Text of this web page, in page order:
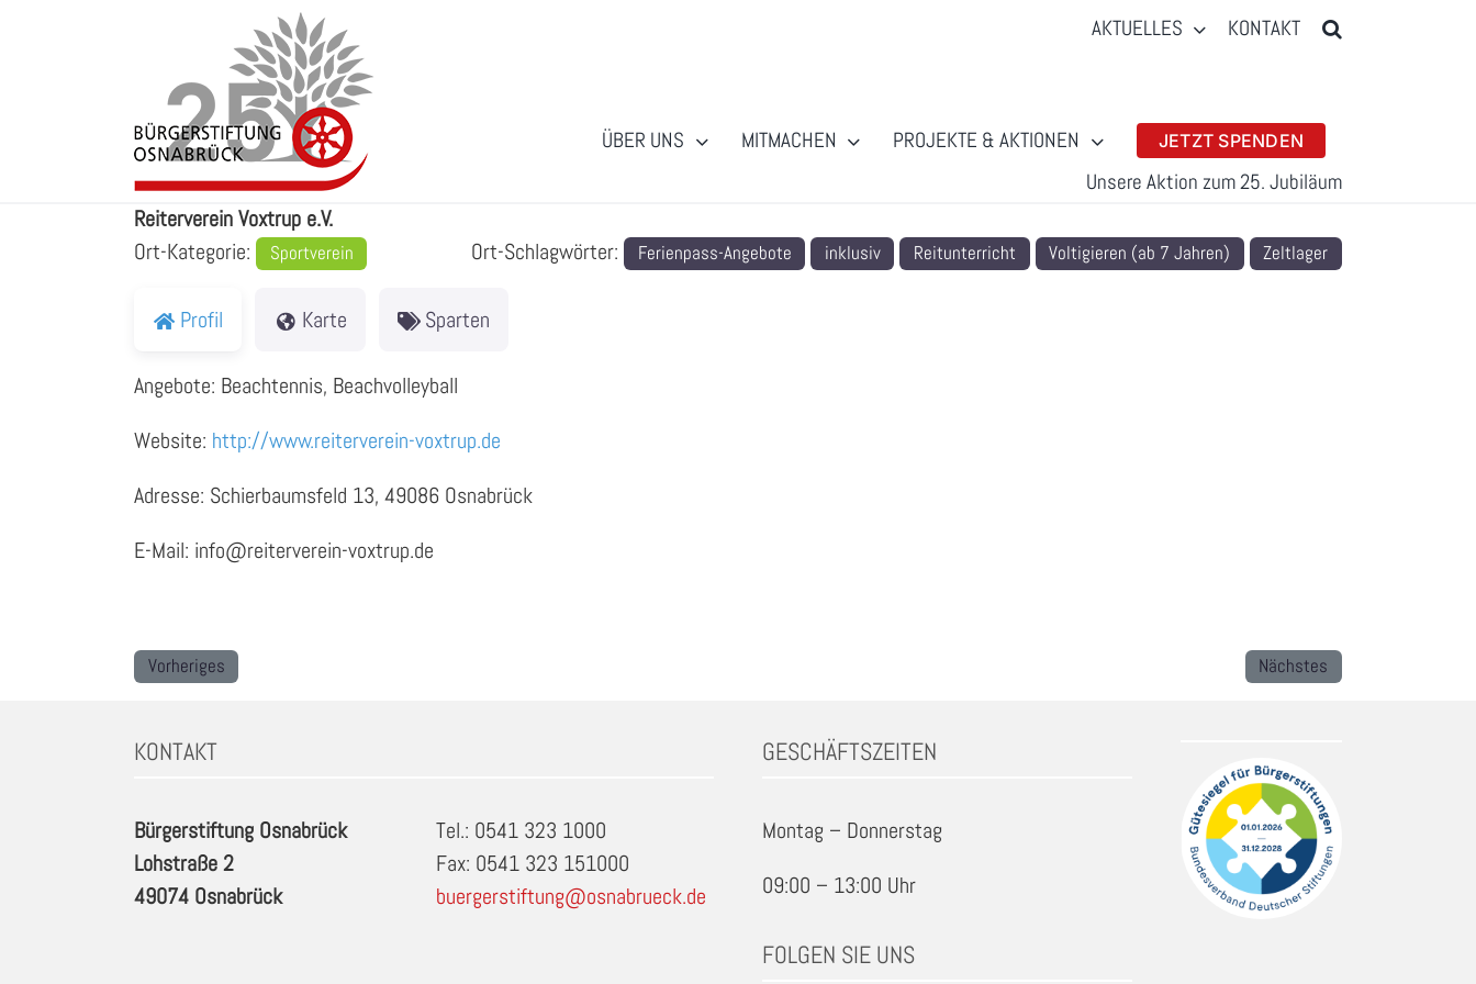
AKTUELLES KONTAKT
ÜBER UNS MITMACHEN PROJEKTE & AKTIONEN JETZT SPENDEN
Unsere Aktion zum 25. Jubiläum
Reiterverein Voxtrup e.V.
Ort-Kategorie:
Sportverein Ort-Schlagwörter: Ferienpass-Angebote inklusiv Reitunterricht Voltigieren (ab 7 Jahren) Zeltlager
Profil Karte Sparten
Angebote: Beachtennis, Beachvolleyball
Website: http://www.reiterverein-voxtrup.de
Adresse: Schierbaumsfeld 13, 49086 Osnabrück
E-Mail: info@reiterverein-voxtrup.de
Vorheriges Nächstes
KONTAKT
Bürgerstiftung Osnabrück
Lohstraße 2
49074 Osnabrück
Tel.: 0541 323 1000
Fax: 0541 323 151000
buergerstiftung@osnabrueck.de
GESCHÄFTSZEITEN
Montag – Donnerstag
09:00 – 13:00 Uhr
FOLGEN SIE UNS